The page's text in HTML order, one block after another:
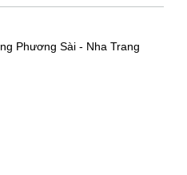
Phương Sài - Nha Trang